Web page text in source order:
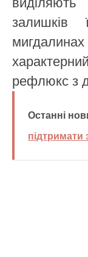
рефлюкс з
Останні
підтримати